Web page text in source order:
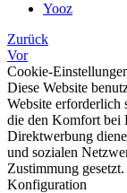
Yooz
Zurück
Vor
Cookie-
Diese Website
Website erforderlich
die den Komfort bei
Direktwerbung
und sozialen
Zustimmung gesetzt.
Konfiguration